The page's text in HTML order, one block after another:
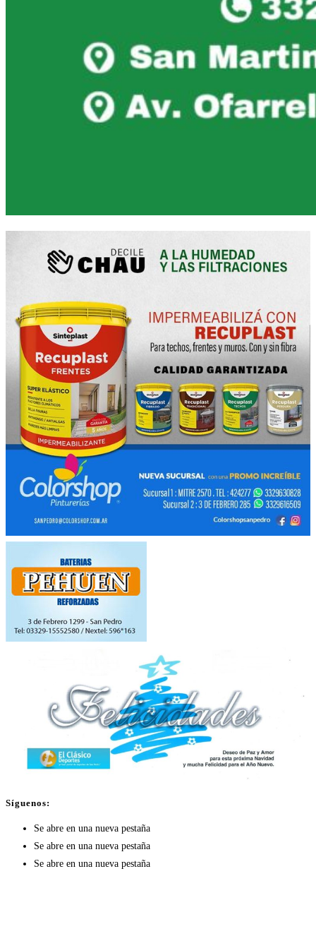
Síguenos:
Se abre en una nueva pestaña
Se abre en una nueva pestaña
Se abre en una nueva pestaña